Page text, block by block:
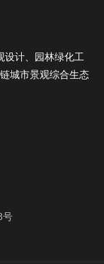
设计、园林绿化工
城市景观综合生态
号